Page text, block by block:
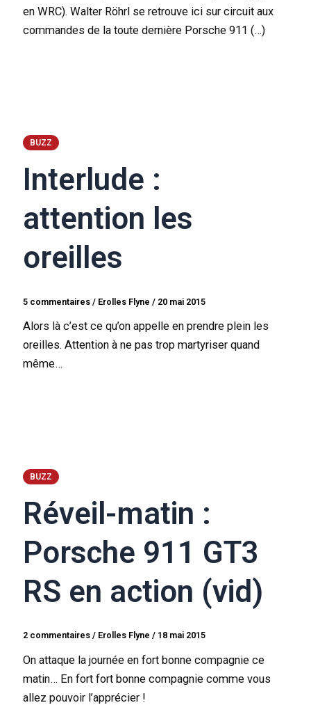
en WRC). Walter Röhrl se retrouve ici sur circuit aux
commandes de la toute dernière Porsche 911 (…)
BUZZ
Interlude :
attention les
oreilles
5 commentaires / Erolles Flyne/ 20 mai 2015
Alors là c’est ce qu’on appelle en prendre plein les
oreilles. Attention à ne pas trop martyriser quand
même…
BUZZ
Réveil-matin :
Porsche 911 GT3
RS en action (vid)
2 commentaires / Erolles Flyne/ 18 mai 2015
On attaque la journée en fort bonne compagnie ce
matin… En fort fort bonne compagnie comme vous
allez pouvoir l’apprécier !